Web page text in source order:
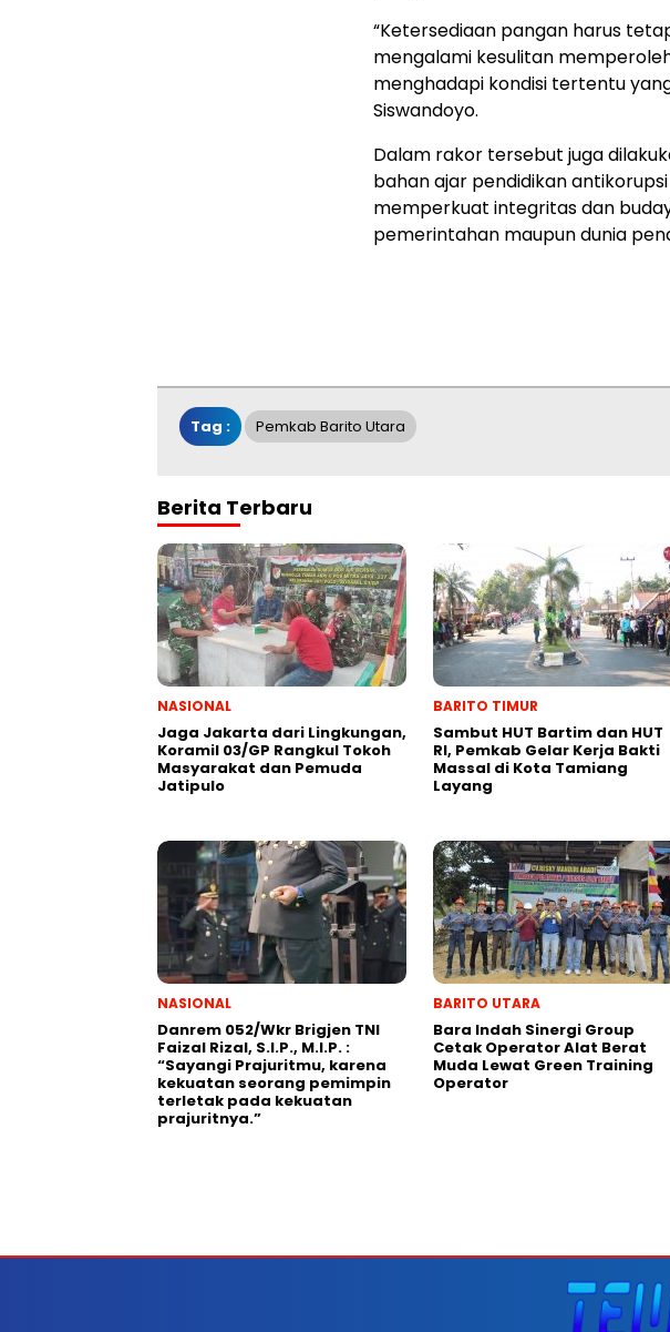
“Ketersediaan pangan harus
mengalami kesulitan
menghadapi kondisi tertentu
Siswandoyo.
Dalam rakor tersebut juga
bahan ajar pendidikan
memperkuat integritas dan
pemerintahan maupun dunia
Tag : Pemkab Barito Utara
Berita Terbaru
NASIONAL
Jaga Jakarta dari Lingkungan,
Koramil 03/GP Rangkul Tokoh
Masyarakat dan Pemuda
Jatipulo
BARITO TIMUR
Sambut HUT Bartim dan HUT
RI, Pemkab Gelar Kerja Bakti
Massal di Kota Tamiang
Layang
NASIONAL
Danrem 052/Wkr Brigjen TNI
Faizal Rizal, S.I.P., M.I.P. :
“Sayangi Prajuritmu, karena
kekuatan seorang pemimpin
terletak pada kekuatan
prajuritnya.”
BARITO UTARA
Bara Indah Sinergi Group
Cetak Operator Alat Berat
Muda Lewat Green Training
Operator